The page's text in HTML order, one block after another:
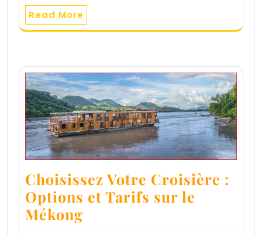
Read More
Choisissez Votre Croisière :
Options et Tarifs sur le
Mékong